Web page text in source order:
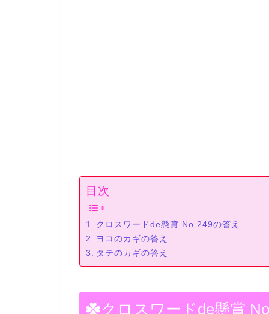
目次
クロスワードde懸賞 No.249の答え
ヨコのカギの答え
タテのカギの答え
クロスワードde懸賞